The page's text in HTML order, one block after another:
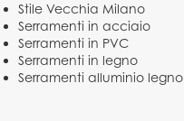
Stile Vecchia Milano
Serramenti in acciaio
Serramenti in PVC
Serramenti in legno
Serramenti alluminio legno